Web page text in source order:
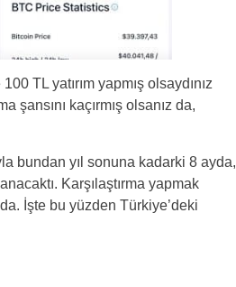
TL yatırım yapmış olsaydınız
şansını kaçırmış olsanız da,
bundan yıl sonuna kadarki 8 ayda,
Karşılaştırma yapmak
İşte bu yüzden Türkiye’deki